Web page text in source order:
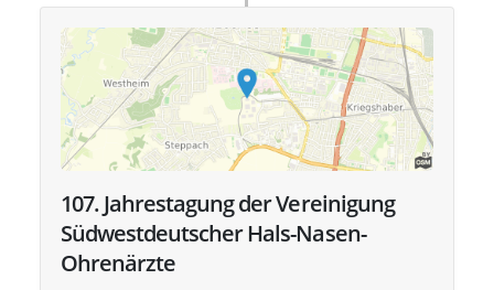
107. Jahrestagung der Vereinigung
Südwestdeutscher Hals-Nasen-
Ohrenärzte